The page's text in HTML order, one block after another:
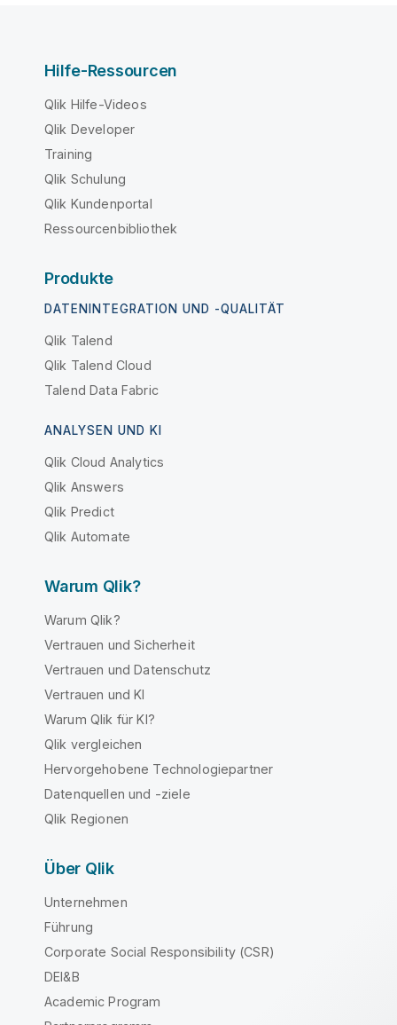
Hilfe-Ressourcen
Qlik Hilfe-Videos
Qlik Developer
Training
Qlik Schulung
Qlik Kundenportal
Ressourcenbibliothek
Produkte
DATENINTEGRATION UND -QUALITÄT
Qlik Talend
Qlik Talend Cloud
Talend Data Fabric
ANALYSEN UND KI
Qlik Cloud Analytics
Qlik Answers
Qlik Predict
Qlik Automate
Warum Qlik?
Warum Qlik?
Vertrauen und Sicherheit
Vertrauen und Datenschutz
Vertrauen und KI
Warum Qlik für KI?
Qlik vergleichen
Hervorgehobene Technologiepartner
Datenquellen und -ziele
Qlik Regionen
Über Qlik
Unternehmen
Führung
Corporate Social Responsibility (CSR)
DEI&B
Academic Program